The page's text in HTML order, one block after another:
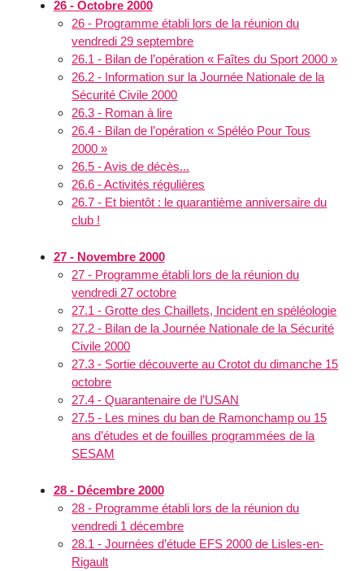
26 - Octobre 2000
26 - Programme établi lors de la réunion du
vendredi 29 septembre
26.1 - Bilan de l’opération « Faîtes du Sport 2000 »
26.2 - Information sur la Journée Nationale de la
Sécurité Civile 2000
26.3 - Roman à lire
26.4 - Bilan de l’opération « Spéléo Pour Tous
2000 »
26.5 - Avis de décès...
26.6 - Activités régulières
26.7 - Et bientôt : le quarantième anniversaire du
club !
27 - Novembre 2000
27 - Programme établi lors de la réunion du
vendredi 27 octobre
27.1 - Grotte des Chaillets, Incident en spéléologie
27.2 - Bilan de la Journée Nationale de la Sécurité
Civile 2000
27.3 - Sortie découverte au Crotot du dimanche 15
octobre
27.4 - Quarantenaire de l’USAN
27.5 - Les mines du ban de Ramonchamp ou 15
ans d’études et de fouilles programmées de la
SESAM
28 - Décembre 2000
28 - Programme établi lors de la réunion du
vendredi 1 décembre
28.1 - Journées d’étude EFS 2000 de Lisles-en-
Rigault